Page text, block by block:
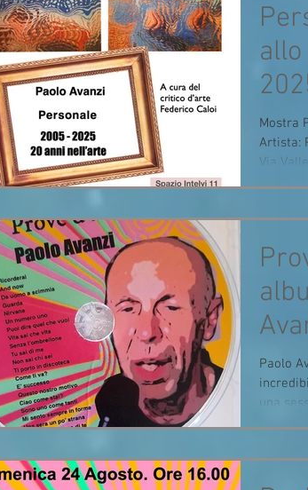
Mostra
Artista: Paolo
Via
Paolo
una